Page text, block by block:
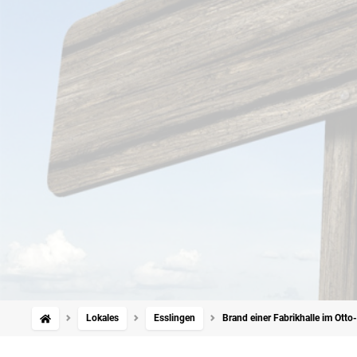
Lokales Esslingen Brand einer Fabrikhalle im